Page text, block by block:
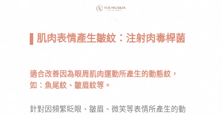
▌肌肉表情產生皺紋：注射肉毒桿菌
適合改善因為眼周肌肉運動所產生的動態紋，
如：魚尾紋、皺眉紋等。
針對因頻繁眨眼、皺眉、微笑等表情所產生的動